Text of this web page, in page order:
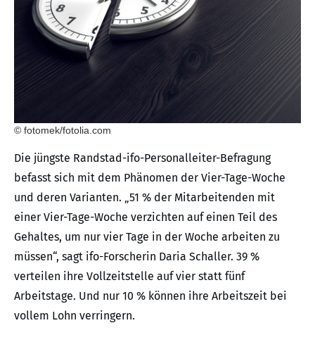
© fotomek/fotolia.com
Die jüngste Randstad-ifo-Personalleiter-Befragung
befasst sich mit dem Phänomen der Vier-Tage-Woche
und deren Varianten. „51 % der Mitarbeitenden mit
einer Vier-Tage-Woche verzichten auf einen Teil des
Gehaltes, um nur vier Tage in der Woche arbeiten zu
müssen“, sagt ifo-Forscherin Daria Schaller. 39 %
verteilen ihre Vollzeitstelle auf vier statt fünf
Arbeitstage. Und nur 10 % können ihre Arbeitszeit bei
vollem Lohn verringern.